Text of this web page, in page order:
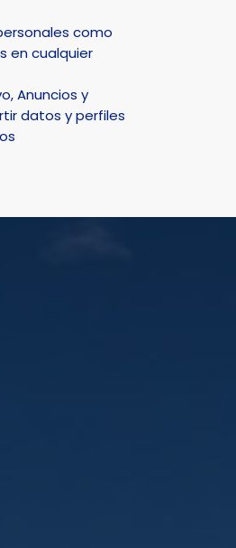
Select Language
SMART CITY
como
en cualquier
Anuncios y
datos y perfiles